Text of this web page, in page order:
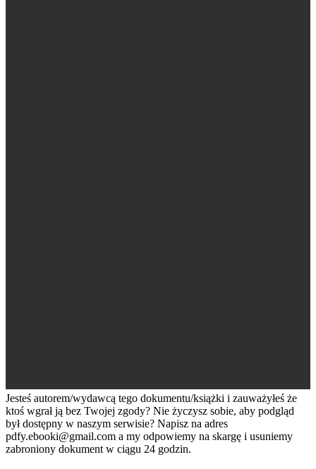
Jesteś autorem/wydawcą tego dokumentu/książki i zauważyłeś że
ktoś wgrał ją bez Twojej zgody? Nie życzysz sobie, aby podgląd
był dostępny w naszym serwisie? Napisz na adres
pdfy.ebooki@gmail.com a my odpowiemy na skargę i usuniemy
zabroniony dokument w ciągu 24 godzin.